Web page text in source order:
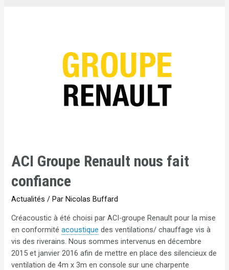
ACI Groupe Renault nous fait
confiance
Actualités / ParNicolas Buffard
Créacoustic à été choisi par ACI-groupe Renault pour la mise
en conformitéacoustique des ventilations/ chauffage vis à
vis des riverains. Nous sommes intervenus en décembre
2015 et janvier 2016 afin de mettre en place des silencieux de
ventilation de 4m x 3m en console sur une charpente